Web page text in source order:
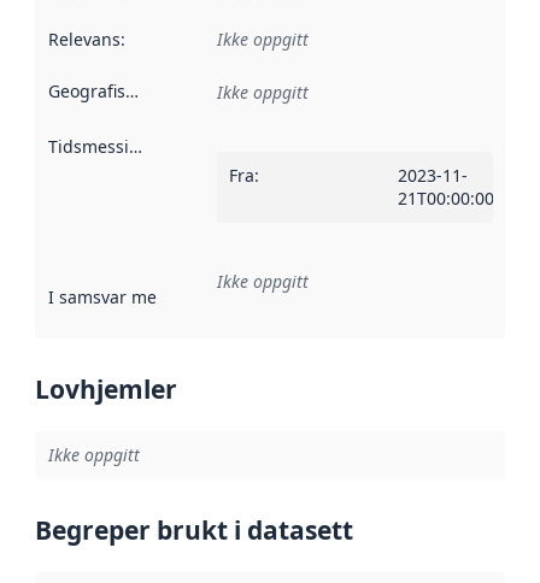
Relevans: Ikke oppgitt
Geografisk avgrensning :
Ikke oppgitt
Tidsmessig avgrensning
Fra:
2023-11-
21T00:00:00Z
I samsvar med Referanse til en implementasjonsregel
Ikke oppgitt
Lovhjemler
Ikke oppgitt
Begreper brukt i datasett